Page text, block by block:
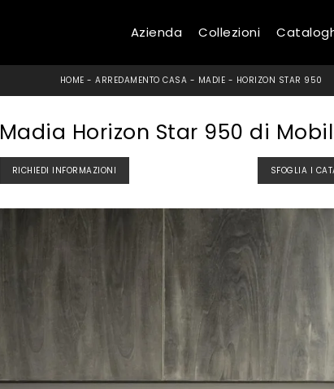
Azienda Collezioni
HOME - ARREDAMENTO CASA - MADIE - HORIZON STAR 950
Madia Horizon Star 950 di
RICHIEDI INFORMAZIONI SFOGLIA I